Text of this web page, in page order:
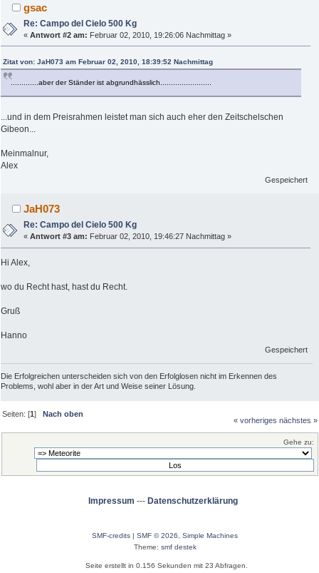
gsac
Re: Campo del Cielo 500 Kg
«Antwort #2 am: Februar 02, 2010, 19:26:06 Nachmittag »
Zitat von: JaH073 am Februar 02, 2010, 18:39:52 Nachmittag
.............aber der Ständer ist abgrundhässlich........................
...und in dem Preisrahmen leistet man sich auch eher den Zeitschelschen
Gibeon...
Meinmalnur,
Alex
Gespeichert
JaH073
Re: Campo del Cielo 500 Kg
«Antwort #3 am: Februar 02, 2010, 19:46:27 Nachmittag »
Hi Alex,
wo du Recht hast, hast du Recht.
Gruß
Hanno
Gespeichert
Die Erfolgreichen unterscheiden sich von den Erfolglosen nicht im Erkennen des
Problems, wohl aber in der Art und Weise seiner Lösung.
Seiten: [1] Nach oben
« vorheriges nächstes »
Gehe zu:
Impressum --- Datenschutzerklärung
SMF-credits | SMF © 2026
Simple Machines
Theme: smf destek
Seite erstellt in 0.156 Sekunden mit 23 Abfragen.